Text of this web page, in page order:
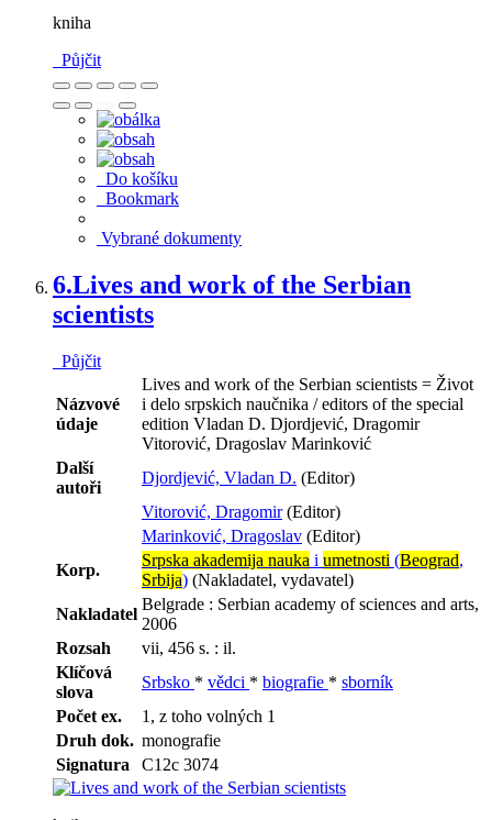
kniha
Půjčit
Do košíku
Bookmark
Vybrané dokumenty
6.Lives and work of the Serbian
scientists
Půjčit
Názvové
údaje
Lives and work of the Serbian scientists = Život
i delo srpskich naučnika / editors of the special
edition Vladan D. Djordjević, Dragomir
Vitorović, Dragoslav Marinković
Další
autoři
Djordjević, Vladan D. (Editor)
Vitorović, Dragomir(Editor)
Marinković, Dragoslav (Editor)
Korp.
Srpska akademija nauka i umetnosti (Beograd,
Srbija) (Nakladatel, vydavatel)
Nakladatel
Belgrade : Serbian academy of sciences and arts,
2006
Rozsah
vii, 456 s. : il.
Klíčová
slova
Srbsko * vědci * biografie * sborník
Počet ex.
1, z toho volných 1
Druh dok. monografie
Signatura
C12c 3074